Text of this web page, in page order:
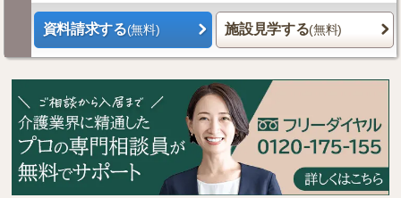
資料請求する(無料) 施設見学する(無料)